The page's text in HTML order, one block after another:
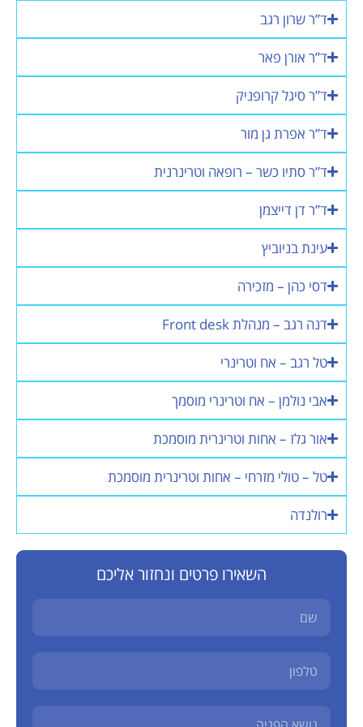
ד”ר שרון רגב
ד”ר אורן פאר
ד”ר סיגל קרופניק
ד”ר אפרת גן מור
ד”ר סתיו כשר – רופאה וטרינרנית
ד”ר דן דייצמן
עינת בניוביץ
דסי כהן – מזכירה
דנה רגב – מנהלת Front desk
טל רגב – אח וטרינרי
אבי נולמן – אח וטרינרי מוסמך
אור גלז – אחות וטרינרית מוסמכת
טל – טולי מזרחי – אחות וטרינרית מוסמכת
רולנדה
השאירו פרטים ונחזור אליכם